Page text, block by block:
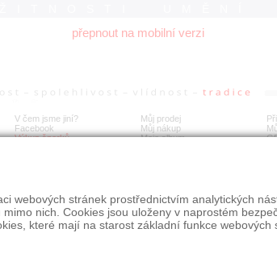
přepnout na mobilní verzi
V čem jsme jiní?
Facebook
Výkup šperků
Můj prodej
Můj nákup
Moje album
prsten s onyxem a markazity
webových stránek prostřednictvím analytických
nich. Cookies jsou uloženy v naprostém
které mají na starost základní funkce webových